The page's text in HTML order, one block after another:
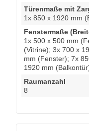
Türenmaße mit
1x 850 x 1920 mm
Fenstermaße
1x 500 x 500 mm
(Vitrine); 3x 700 x
mm (Fenster); 7x
1920 mm
Raumanzahl
8